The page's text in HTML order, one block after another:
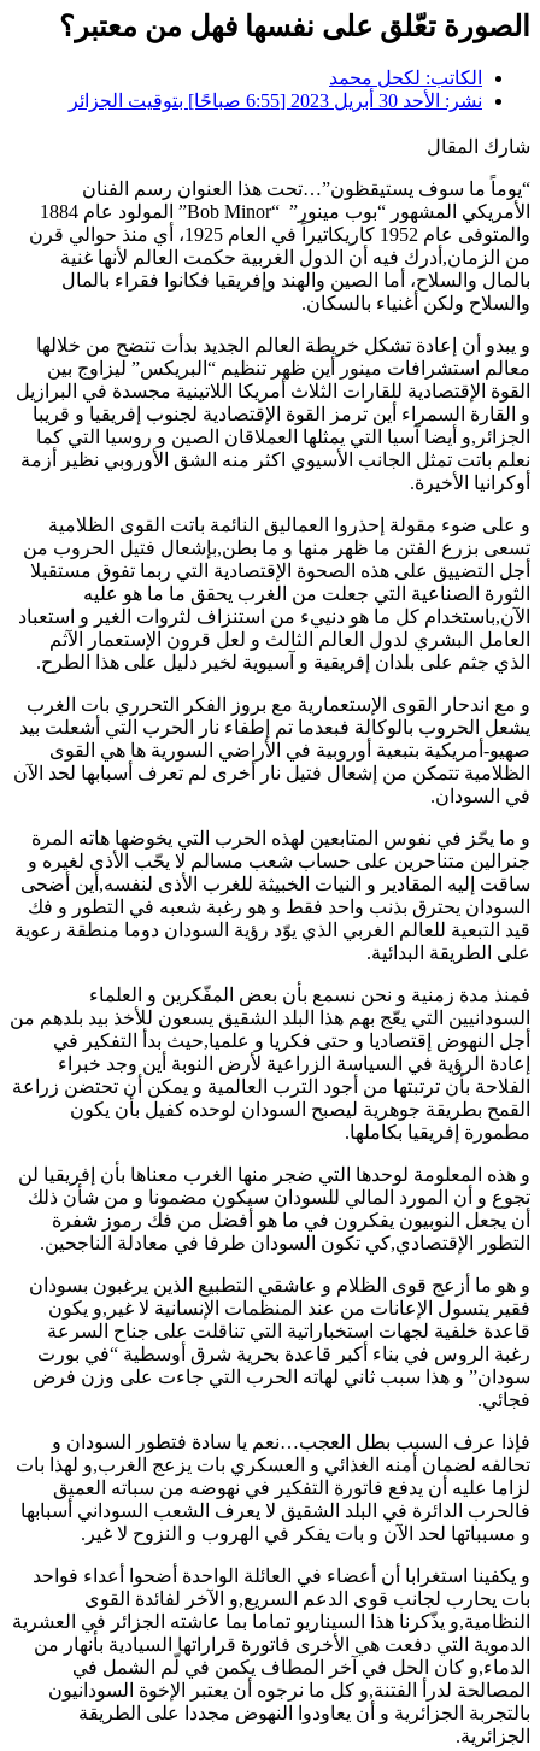
الصورة تعّلق على نفسها فهل من معتبر؟
الكاتب: لكحل محمد
نشر: الأحد 30 أبريل 2023 [6:55 صباحًا] بتوقيت الجزائر
شارك المقال
“يوماً ما سوف يستيقظون”…تحت هذا العنوان رسم الفنان
الأمريكي المشهور “بوب مينور” “Bob Minor” المولود عام 1884
والمتوفى عام 1952 كاريكاتيراً في العام 1925، أي منذ حوالي قرن
من الزمان,أدرك فيه أن الدول الغربية حكمت العالم لأنها غنية
بالمال والسلاح، أما الصين والهند وإفريقيا فكانوا فقراء بالمال
والسلاح ولكن أغنياء بالسكان.
و يبدو أن إعادة تشكل خريطة العالم الجديد بدأت تتضح من خلالها
معالم استشرافات مينور أين ظهر تنظيم “البريكس” ليزاوج بين
القوة الإقتصادية للقارات الثلاث أمريكا اللاتينية مجسدة في البرازيل
و القارة السمراء أين ترمز القوة الإقتصادية لجنوب إفريقيا و قريبا
الجزائر,و أيضا آسيا التي يمثلها العملاقان الصين و روسيا التي كما
نعلم باتت تمثل الجانب الأسيوي اكثر منه الشق الأوروبي نظير أزمة
أوكرانيا الأخيرة.
و على ضوء مقولة إحذروا العماليق النائمة باتت القوى الظلامية
تسعى بزرع الفتن ما ظهر منها و ما بطن,بإشعال فتيل الحروب من
أجل التضييق على هذه الصحوة الإقتصادية التي ربما تفوق مستقبلا
الثورة الصناعية التي جعلت من الغرب يحقق ما ما هو عليه
الآن,باستخدام كل ما هو دنييء من استنزاف لثروات الغير و استعباد
العامل البشري لدول العالم الثالث و لعل قرون الإستعمار الآثم
الذي جثم على بلدان إفريقية و آسيوية لخير دليل على هذا الطرح.
و مع اندحار القوى الإستعمارية مع بروز الفكر التحرري بات الغرب
يشعل الحروب بالوكالة فبعدما تم إطفاء نار الحرب التي أشعلت بيد
صهيو-أمريكية بتبعية أوروبية في الأراضي السورية ها هي القوى
الظلامية تتمكن من إشعال فتيل نار أخرى لم تعرف أسبابها لحد الآن
في السودان.
و ما يحّز في نفوس المتابعين لهذه الحرب التي يخوضها هاته المرة
جنرالين متناحرين على حساب شعب مسالم لا يحّب الأذى لغيره و
ساقت إليه المقادير و النيات الخبيثة للغرب الأذى لنفسه,أين أضحى
السودان يحترق بذنب واحد فقط و هو رغبة شعبه في التطور و فك
قيد التبعية للعالم الغربي الذي يوّد رؤية السودان دوما منطقة رعوية
على الطريقة البدائية.
فمنذ مدة زمنية و نحن نسمع بأن بعض المفّكرين و العلماء
السودانيين التي يعّج بهم هذا البلد الشقيق يسعون للأخذ بيد بلدهم من
أجل النهوض إقتصاديا و حتى فكريا و علميا,حيث بدأ التفكير في
إعادة الرؤية في السياسة الزراعية لأرض النوبة أين وجد خبراء
الفلاحة بأن ترتبتها من أجود الترب العالمية و يمكن أن تحتضن زراعة
القمح بطريقة جوهرية ليصبح السودان لوحده كفيل بأن يكون
مطمورة إفريقيا بكاملها.
و هذه المعلومة لوحدها التي ضجر منها الغرب معناها بأن إفريقيا لن
تجوع و أن المورد المالي للسودان سيكون مضمونا و من شأن ذلك
أن يجعل النوبيون يفكرون في ما هو أفضل من فك رموز شفرة
التطور الإقتصادي,كي تكون السودان طرفا في معادلة الناجحين.
و هو ما أزعج قوى الظلام و عاشقي التطبيع الذين يرغبون بسودان
فقير يتسول الإعانات من عند المنظمات الإنسانية لا غير,و يكون
قاعدة خلفية لجهات استخباراتية التي تناقلت على جناح السرعة
رغبة الروس في بناء أكبر قاعدة بحرية شرق أوسطية “في بورت
سودان” و هذا سبب ثاني لهاته الحرب التي جاءت على وزن فرض
فجائي.
فإذا عرف السبب بطل العجب…نعم يا سادة فتطور السودان و
تحالفه لضمان أمنه الغذائي و العسكري بات يزعج الغرب,و لهذا بات
لزاما عليه أن يدفع فاتورة التفكير في نهوضه من سباته العميق
فالحرب الدائرة في البلد الشقيق لا يعرف الشعب السوداني أسبابها
و مسبباتها لحد الآن و بات يفكر في الهروب و النزوح لا غير.
و يكفينا استغرابا أن أعضاء في العائلة الواحدة أضحوا أعداء فواحد
بات يحارب لجانب قوى الدعم السريع,و الآخر لفائدة القوى
النظامية,و يذّكرنا هذا السيناريو تماما بما عاشته الجزائر في العشرية
الدموية التي دفعت هي الأخرى فاتورة قراراتها السيادية بأنهار من
الدماء,و كان الحل في آخر المطاف يكمن في لّم الشمل في
المصالحة لدرأ الفتنة,و كل ما نرجوه أن يعتبر الإخوة السودانيون
بالتجربة الجزائرية و أن يعاودوا النهوض مجددا على الطريقة
الجزائرية.